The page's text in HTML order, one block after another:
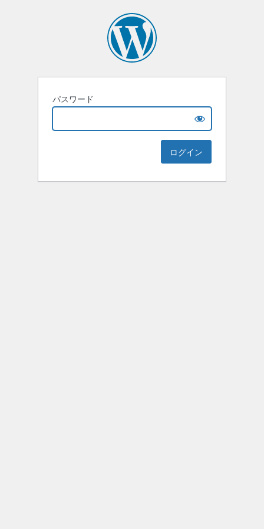
パスワード